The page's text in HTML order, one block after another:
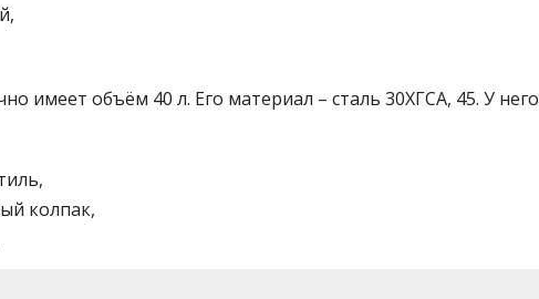
имеет объём 40 л. Его материал – сталь 30ХГСА, 45. У него
колпак,